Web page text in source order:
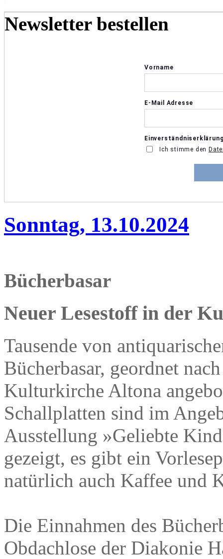
Newsletter bestellen
Sonntag, 13.10.2024
Bücherbasar
Neuer Lesestoff in der
Tausende von
Bücherbasar, geordnet
Kulturkirche Altona
Schallplatten sind im
Ausstellung »Geliebte
gezeigt, es gibt ein
natürlich auch Kaffee und
Die Einnahmen des
Obdachlose der Diakonie